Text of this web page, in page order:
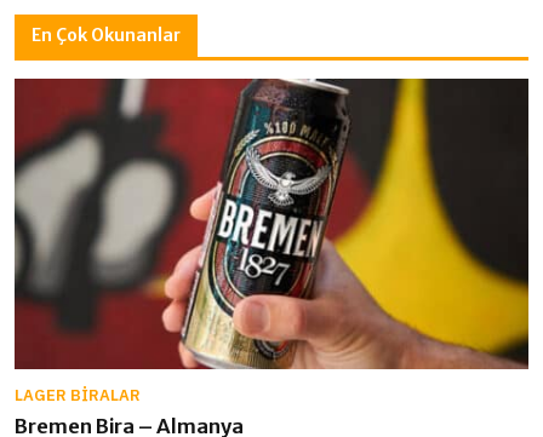
En Çok Okunanlar
LAGER BIRALAR
Bremen Bira – Almanya